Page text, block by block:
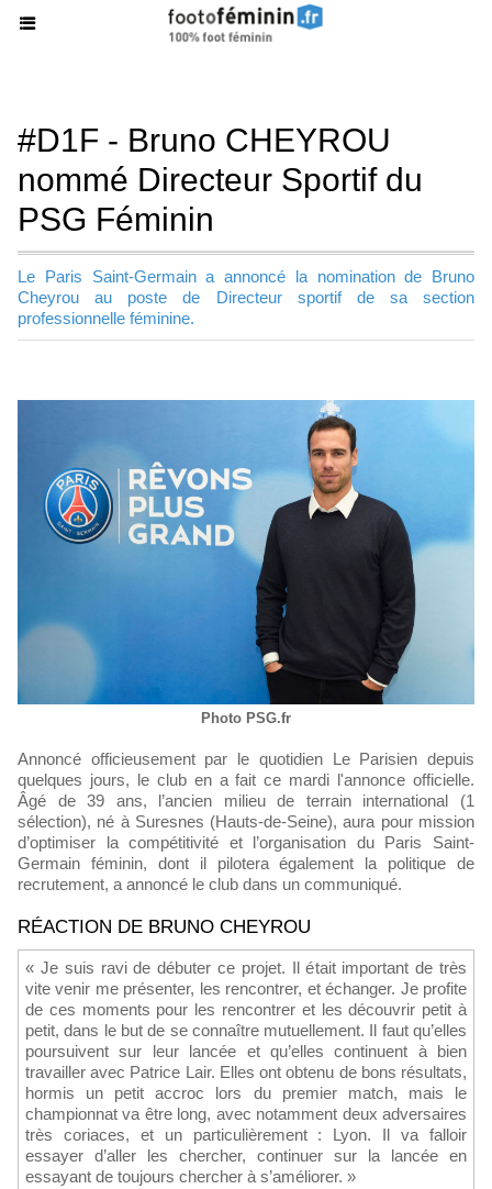
#D1F - Bruno CHEYROU
nommé Directeur Sportif du
PSG Féminin
Le Paris Saint-Germain a annoncé la nomination de Bruno
Cheyrou au poste de Directeur sportif de sa section
professionnelle féminine.
Photo PSG.fr
Annoncé officieusement par le quotidien Le Parisien depuis
quelques jours, le club en a fait ce mardi l'annonce officielle.
Âgé de 39 ans, l’ancien milieu de terrain international (1
sélection), né à Suresnes (Hauts-de-Seine), aura pour mission
d’optimiser la compétitivité et l’organisation du Paris Saint-
Germain féminin, dont il pilotera également la politique de
recrutement, a annoncé le club dans un communiqué.
RÉACTION DE BRUNO CHEYROU
« Je suis ravi de débuter ce projet. Il était important de très
vite venir me présenter, les rencontrer, et échanger. Je profite
de ces moments pour les rencontrer et les découvrir petit à
petit, dans le but de se connaître mutuellement. Il faut qu’elles
poursuivent sur leur lancée et qu’elles continuent à bien
travailler avec Patrice Lair. Elles ont obtenu de bons résultats,
hormis un petit accroc lors du premier match, mais le
championnat va être long, avec notamment deux adversaires
très coriaces, et un particulièrement : Lyon. Il va falloir
essayer d’aller les chercher, continuer sur la lancée en
essayant de toujours chercher à s’améliorer. »